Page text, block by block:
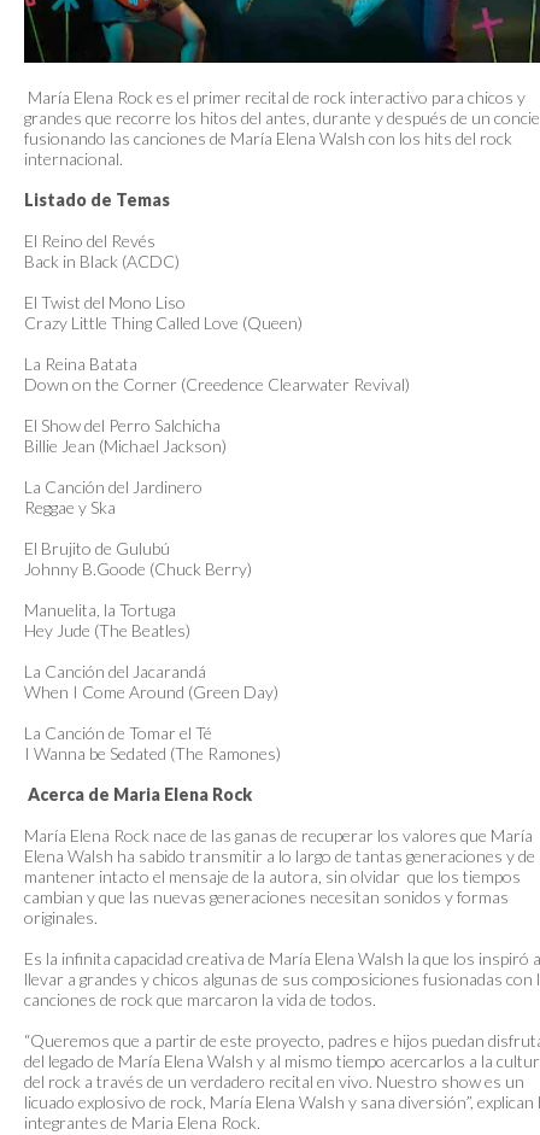
María Elena Rock es el primer recital de rock interactivo para chicos y
grandes que recorre los hitos del antes, durante y después de un
fusionando las canciones de María Elena Walsh con los hits del rock
internacional.
Listado de Temas
El Reino del Revés
Back in Black (ACDC)
El Twist del Mono Liso
Crazy Little Thing Called Love (Queen)
La Reina Batata
Down on the Corner (Creedence Clearwater Revival)
El Show del Perro Salchicha
Billie Jean (Michael Jackson)
La Canción del Jardinero
Reggae y Ska
El Brujito de Gulubú
Johnny B.Goode (Chuck Berry)
Manuelita, la Tortuga
Hey Jude (The Beatles)
La Canción del Jacarandá
When I Come Around (Green Day)
La Canción de Tomar el Té
I Wanna be Sedated (The Ramones)
Acerca de Maria Elena Rock
María Elena Rock nace de las ganas de recuperar los valores que María
Elena Walsh ha sabido transmitir a lo largo de tantas generaciones y de
mantener intacto el mensaje de la autora, sin olvidar que los tiempos
cambian y que las nuevas generaciones necesitan sonidos y formas
originales.
Es la in­finita capacidad creativa de María Elena Walsh la que los inspiró a
llevar a grandes y chicos algunas de sus composiciones fusionadas con
canciones de rock que marcaron la vida de todos.
“Queremos que a partir de este proyecto, padres e hijos puedan
del legado de María Elena Walsh y al mismo tiempo acercarlos a la
del rock a través de un verdadero recital en vivo. Nuestro show es un
licuado explosivo de rock, María Elena Walsh y sana diversión”, explican
integrantes de Maria Elena Rock.